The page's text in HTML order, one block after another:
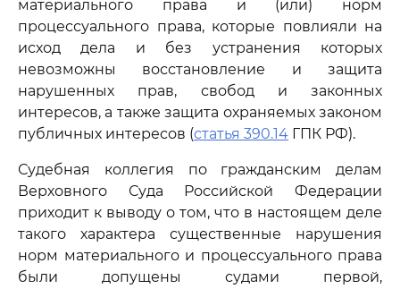
материального права и (или) норм
процессуального права, которые повлияли на
исход дела и без устранения которых
невозможны восстановление и защита
нарушенных прав, свобод и законных
интересов, а также защита охраняемых законом
публичных интересов (статья 390.14 ГПК РФ).
Судебная коллегия по гражданским делам
Верховного Суда Российской Федерации
приходит к выводу о том, что в настоящем деле
такого характера существенные нарушения
норм материального и процессуального права
были допущены судами первой,